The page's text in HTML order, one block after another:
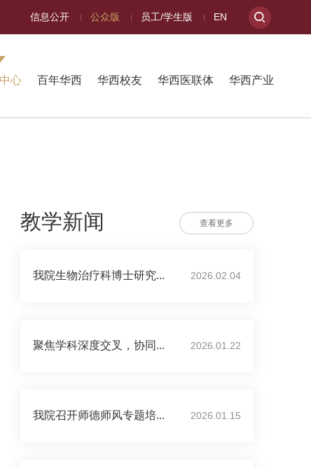
信息公开 公众版 员工/学生版 EN
心 百年华西 华西校友 华西医联体 华西产业
教学新闻 查看更多
我院生物治疗科博士研究... 2026.02.04
聚焦学科深度交叉，协同... 2026.01.22
我院召开师德师风专题培... 2026.01.15